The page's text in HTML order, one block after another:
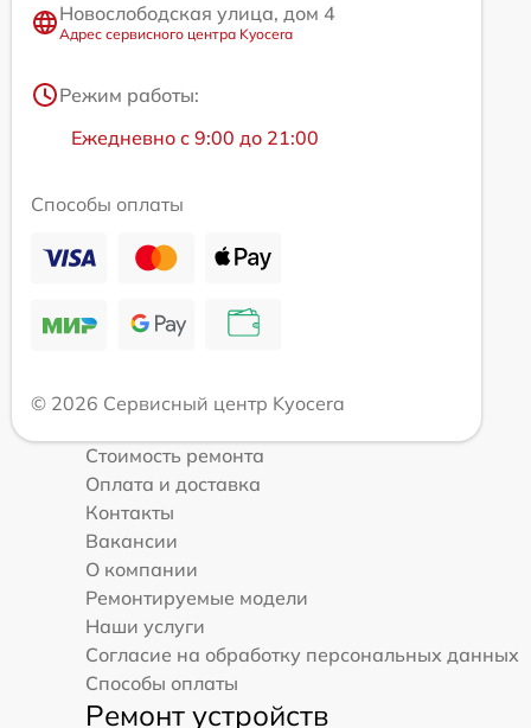
Новослободская улица, дом 4
Адрес сервисного центра Kyocera
Режим работы:
Ежедневно с 9:00 до 21:00
Способы оплаты
© 2026 Сервисный центр Kyocera
Стоимость ремонта
Оплата и доставка
Контакты
Вакансии
О компании
Ремонтируемые модели
Наши услуги
Согласие на обработку персональных данных
Способы оплаты
Ремонт устройств